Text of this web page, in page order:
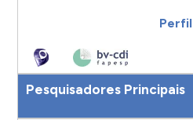
Perfil
Pesquisadores Principais